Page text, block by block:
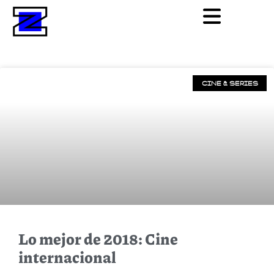
CINE & SERIES
Lo mejor de 2018: Cine
internacional